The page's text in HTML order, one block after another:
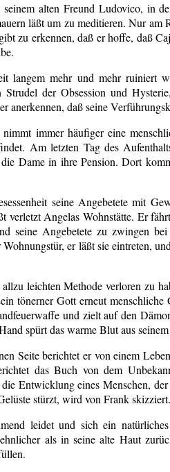
alten Freund Ludovico, in
läßt um zu meditieren. Nur am
zu erkennen, daß er hoffe, daß
langem mehr und mehr ruiniert
der Obsession und
anerkennen, daß seine
immer häufiger eine
Am letzten Tag des
Dame in ihre Pension. Dort
seine Angebetete mit
verletzt Angelas Wohnstätte. Er
seine Angebetete zu zwingen
er läßt sie eintreten,
leichten Methode verloren zu
tönerner Gott erneut menschliche
und zielt auf den
spürt das warme Blut aus
Seite berichtet er von einem
das Buch von dem
Entwicklung eines Menschen,
stürzt, wird von Frank skizziert.
leidet und sich ein
als in seine alte Haut